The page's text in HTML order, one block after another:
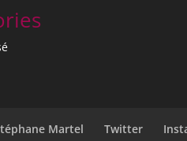
Martel Twitter